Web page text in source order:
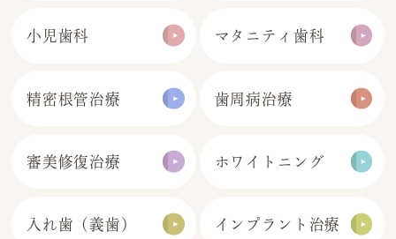
小児歯科 マタニティ歯科
精密根管治療 歯周病治療
審美修復治療 ホワイトニング
入れ歯（義歯） インプラント 治療